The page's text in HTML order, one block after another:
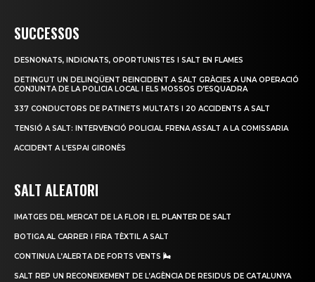
SUCCESSOS
DESNONATS, INDIGNATS, OPORTUNISTES I SALT EN FLAMES
DETINGUT UN DELINQÜENT REINCIDENT A SALT GRÀCIES A UNA OPERACIÓ
CONJUNTA DE LA POLICIA LOCAL I ELS MOSSOS D’ESQUADRA
337 CONDUCTORS DE PATINETS MULTATS I 20 ACCIDENTS A SALT
TENSIÓ A SALT: INTERVENCIÓ POLICIAL FRENA ASSALT A LA COMISSARIA
ACCIDENT A L’ESPAI GIRONÈS
SALT ALEATORI
IMATGES DEL MERCAT DE LA FLOR I EL PLANTER DE SALT
BOTIGA AL CARRER I FIRA TÈXTIL A SALT
CONTINUA L’ALERTA DE FORTS VENTS 🌬
SALT REP UN RECONEIXEMENT DE L’AGÈNCIA DE RESIDUS DE CATALUNYA